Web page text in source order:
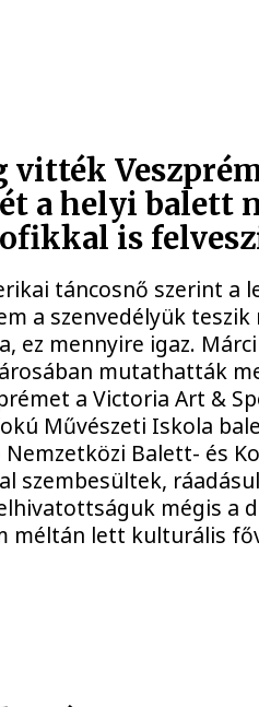
vitték
a helyi balett
is
táncosnő szerint a
a szenvedélyük
ez mennyire igaz.
mutathatták
a Victoria Art &
Művészeti Iskola
Balett- és
szembesültek,
mégis a
méltán lett kulturális